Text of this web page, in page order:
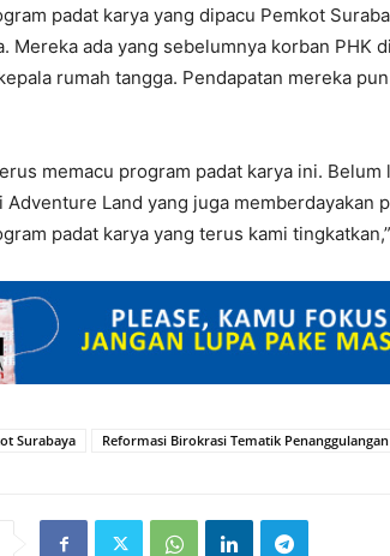
padat karya yang dipacu Pemkot
Mereka ada yang sebelumnya korban PHK
rumah tangga. Pendapatan mereka
memacu program padat karya ini.
Adventure Land yang juga memberdayakan
padat karya yang terus kami
Surabaya Reformasi Birokrasi Tematik